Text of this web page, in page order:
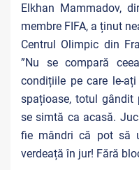
Elkhan Mammadov,
membre FIFA, a ținut
Centrul Olimpic din
”Nu se compară
condițiile pe care le-
spațioase, totul gândit
se simtă ca acasă.
fie mândri că pot să
verdeață în jur! Fără